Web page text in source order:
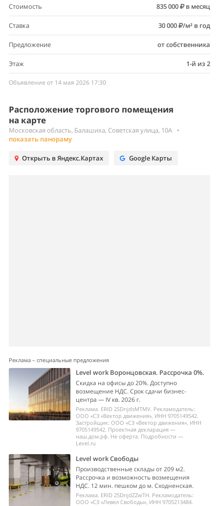
Стоимость 835 000 в месяц
Ставка 30 000 /м² в год
Предложение от собственника
Этаж 1-й из 2
Объявление от 14 мая 2026 17:30
Расположение торгового помещения
на карте
Московская область, Балашиха, Советская улица, 10А
•
показать панораму
Открыть в Яндекс.Картах Google Карты
Реклама – специальные предложения
Level work Воронцовская. Рассрочка 0%.
Скидка на офисы до 20%. Доступно
возмещение НДС. Срок сдачи бизнес-
центра — IV кв. 2026 г.
Реклама. ERID 2SDnjdsMTMV. Рекламодатель:
ООО «СЗ «Вектор движения», ИНН 9705149542.
Застройщик: ООО «СЗ «Вектор движения», ИНН
9705149542. Проектная декларация —
наш.дом.рф. Не оферта. Подробности —
Level.ru
Level work Свободы
Производственные склады от 209 м2.
Рассрочка и возможность возмещения
НДС. 12 мин. пешком до м. Сходненская.
Реклама. ERID 2SDnjdZZwTH. Рекламодатель:
ООО «СЗ «Левел Свободы», ИНН 9705213484.